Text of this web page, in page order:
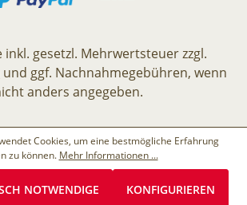
inkl. gesetzl. Mehrwertsteuer zzgl.
und ggf. Nachnahmegebühren, wenn
anders angegeben.
Cookies, um eine bestmögliche Erfahrung
zu können. Mehr Informationen ...
NOTWENDIGE KONFIGURIEREN